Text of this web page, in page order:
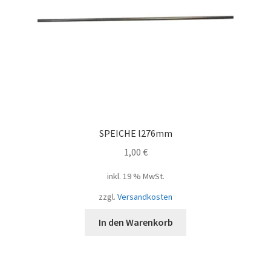
SPEICHE l276mm
1,00 €
inkl. 19 % MwSt.
zzgl. Versandkosten
In den Warenkorb